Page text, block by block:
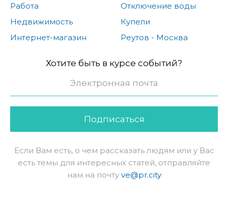
Работа
Недвижимость
Интернет-магазин
Отключение воды
Купели
Реутов - Москва
Хотите быть в курсе событий?
Подписаться
Если Вам есть, о чем рассказать людям или у Вас
есть темы для интересных статей, отправляйте
нам на почту ve@pr.city